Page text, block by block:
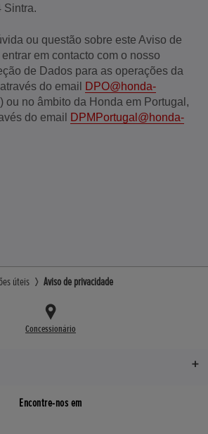
Sintra.
ou questão sobre este Aviso de
em contacto com o nosso
de Dados para as operações da
do email
DPO@honda-
ou no âmbito da Honda em Portugal,
do email
DPMPortugal@honda-
úteis Aviso de privacidade
Concessionário
Encontre-nos em